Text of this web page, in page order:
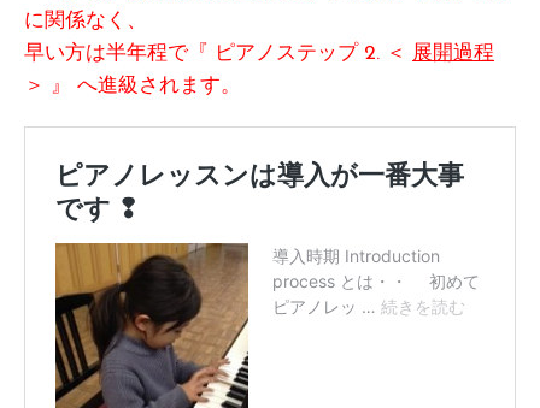
に関係なく、
早い方は半年程で『 ピアノステップ 2. ＜
展開過程
＞ 』 へ進級されます。